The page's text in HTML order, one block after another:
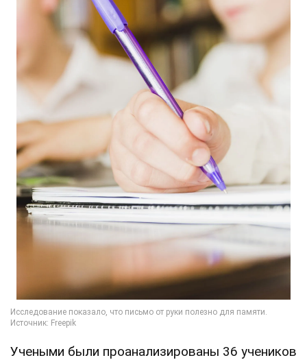
Учеными были проанализированы 36 учеников